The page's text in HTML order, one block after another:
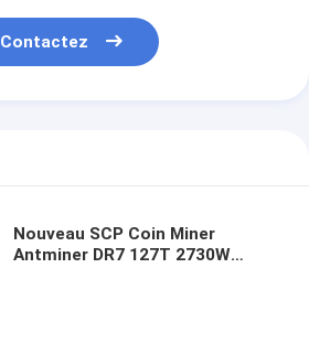
Contactez
Nouveau SCP Coin Miner
Antminer DR7 127T 2730W